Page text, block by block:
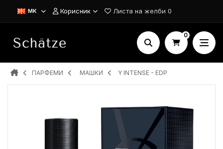
MK Корисник Листа на желби 0
0
ПАРФЕМИ MAШКИ Y INTENSE - EDP